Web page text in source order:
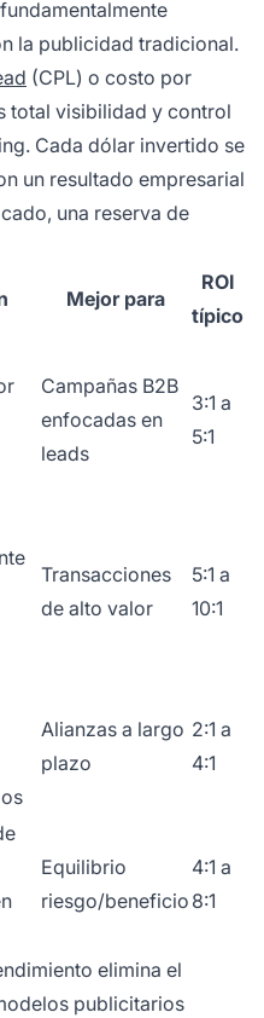
la publicidad tradicional.
(CPL) o costo por
total visibilidad y control
Cada dólar invertido se
un resultado empresarial
una reserva de
Mejor para
ROI
típico
Campañas B2B
enfocadas en
leads
3:1 a
5:1
Transacciones
de alto valor
5:1 a
10:1
Alianzas a largo
plazo
2:1 a
4:1
Equilibrio
riesgo/beneficio
4:1 a
8:1
elimina el
publicitarios